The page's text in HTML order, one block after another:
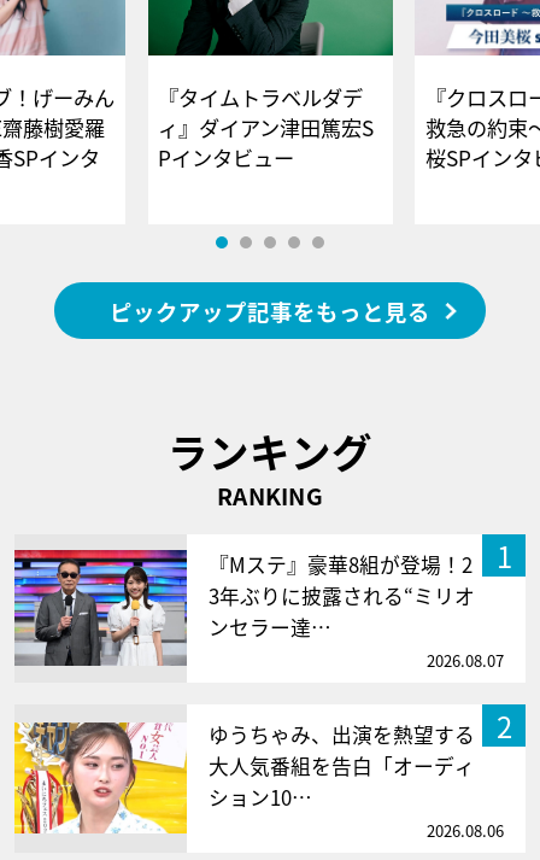
！げーみん
藤樹愛羅
SPインタ
『タイムトラベルダデ
ィ』ダイアン津田篤宏S
Pインタビュー
『クロス
救急の約束
桜SPイ
ピックアップ記事をもっと見る
ランキング
RANKING
1
『Mステ』豪華8組が登場！2
3年ぶりに披露される“ミリオ
ンセラー達…
2026.08.07
2
ゆうちゃみ、出演を熱望する
大人気番組を告白「オーディ
ション10…
2026.08.06